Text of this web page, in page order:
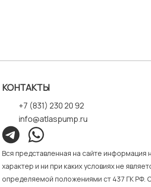
КОНТАКТЫ
+7 (831) 230 20 92
info@atlaspump.ru
Вся представленная на сайте
характер и ни при каких условиях не
определяемой положениями ст 437 ГК РФ.